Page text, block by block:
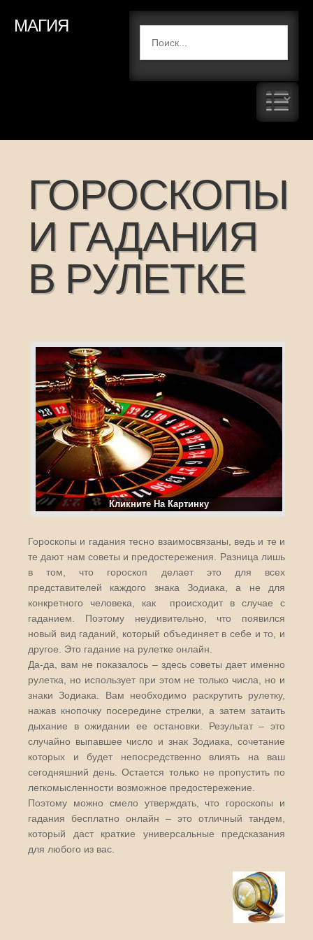
МАГИЯ
ГОРОСКОПЫ
И ГАДАНИЯ
В РУЛЕТКЕ
Кликните На Картинку
Гороскопы и гадания тесно взаимосвязаны, ведь и те и
те дают нам советы и предостережения. Разница лишь
в том, что гороскоп делает это для всех
представителей каждого знака Зодиака, а не для
конкретного человека, как происходит в случае с
гаданием. Поэтому неудивительно, что появился
новый вид гаданий, который объединяет в себе и то, и
другое. Это гадание на рулетке онлайн.
Да-да, вам не показалось – здесь советы дает именно
рулетка, но использует при этом не только числа, но и
знаки Зодиака. Вам необходимо раскрутить рулетку,
нажав кнопочку посередине стрелки, а затем затаить
дыхание в ожидании ее остановки. Результат – это
случайно выпавшее число и знак Зодиака, сочетание
которых и будет непосредственно влиять на ваш
сегодняшний день. Остается только не пропустить по
легкомысленности возможное предостережение.
Поэтому можно смело утверждать, что гороскопы и
гадания бесплатно онлайн – это отличный тандем,
который даст краткие универсальные предсказания
для любого из вас.